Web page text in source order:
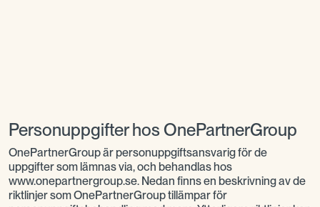
identifiera en i livet fysisk person.
Personuppgifter hos OnePartnerGroup
OnePartnerGroup är personuppgiftsansvarig för de
uppgifter som lämnas via, och behandlas hos
www.onepartnergroup.se. Nedan finns en beskrivning av de
riktlinjer som OnePartnerGroup tillämpar för